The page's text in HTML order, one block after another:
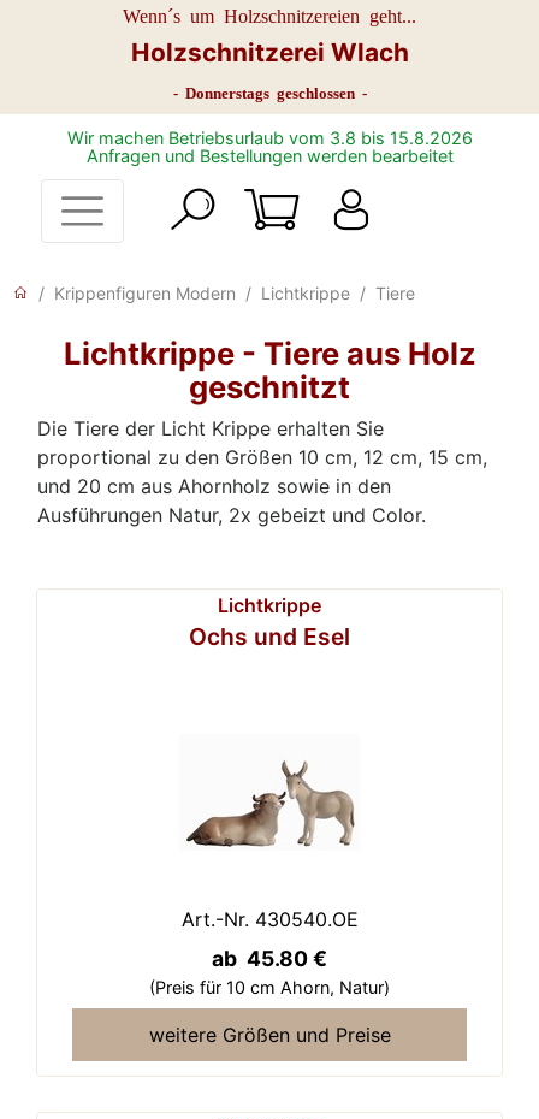
Wenn´s um Holzschnitzereien geht...
Holzschnitzerei Wlach
- Donnerstags geschlossen -
Wir machen Betriebsurlaub vom 3.8 bis 15.8.2026
Anfragen und Bestellungen werden bearbeitet
Krippenfiguren Modern Lichtkrippe Tiere
Lichtkrippe - Tiere aus Holz
geschnitzt
Die Tiere der Licht Krippe erhalten Sie
proportional zu den Größen 10 cm, 12 cm, 15 cm,
und 20 cm aus Ahornholz sowie in den
Ausführungen Natur, 2x gebeizt und Color.
Lichtkrippe
Ochs und Esel
Art.-Nr. 430540.OE
ab 45.80 €
(Preis für 10 cm Ahorn, Natur)
weitere Größen und Preise